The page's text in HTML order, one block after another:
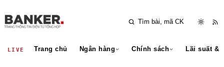
LIVE Trang chủ Ngân hàng Chính sách Lãi suất &